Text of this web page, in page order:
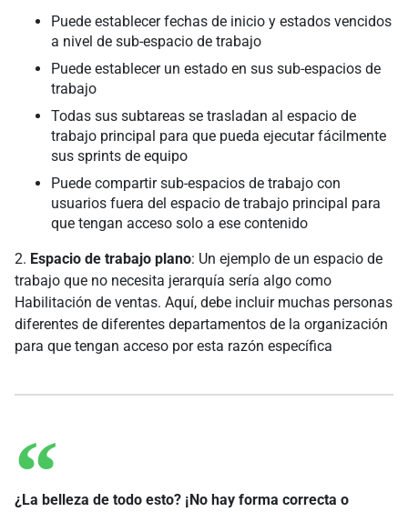
Puede establecer fechas de inicio y estados vencidos
a nivel de sub-espacio de trabajo
Puede establecer un estado en sus sub-espacios de
trabajo
Todas sus subtareas se trasladan al espacio de
trabajo principal para que pueda ejecutar fácilmente
sus sprints de equipo
Puede compartir sub-espacios de trabajo con
usuarios fuera del espacio de trabajo principal para
que tengan acceso solo a ese contenido
2. Espacio de trabajo plano: Un ejemplo de un espacio de
trabajo que no necesita jerarquía sería algo como
Habilitación de ventas. Aquí, debe incluir muchas personas
diferentes de diferentes departamentos de la organización
para que tengan acceso por esta razón específica
¿La belleza de todo esto? ¡No hay forma correcta o